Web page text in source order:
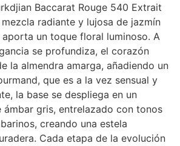
Baccarat Rouge 540 Extrait
radiante y lujosa de jazmín
un toque floral luminoso. A
se profundiza, el corazón
la almendra amarga, añadiendo un
que es a la vez sensual y
la base se despliega en un
ámbar gris, entrelazado con tonos
creando una estela
Cada etapa de la evolución